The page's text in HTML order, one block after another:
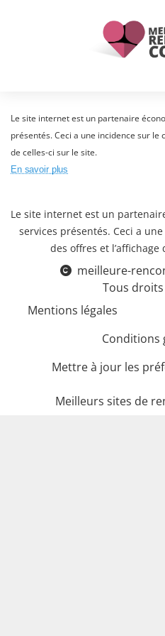
Le site internet est un partenaire
présentés. Ceci a une incidence sur le
de celles-ci sur le site.
En savoir plus
Le site internet est un
services présentés. Ceci a
des offres et
meilleure-
Tous
Mentions légales
Conditions
Mettre à jour les
Meilleurs sites de